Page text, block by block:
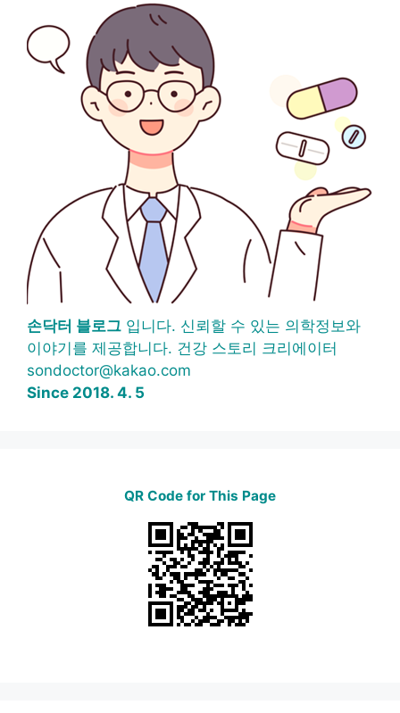
손닥터 블로그 입니다. 신뢰할 수 있는 의학정보와
이야기를 제공합니다. 건강 스토리 크리에이터
sondoctor@kakao.com
Since 2018. 4. 5
QR Code for This Page